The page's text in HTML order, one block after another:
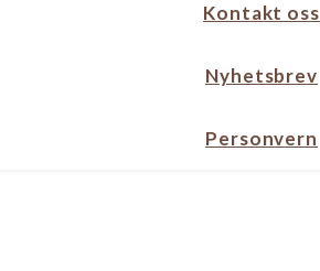
Kontakt oss
Nyhetsbrev
Personvern